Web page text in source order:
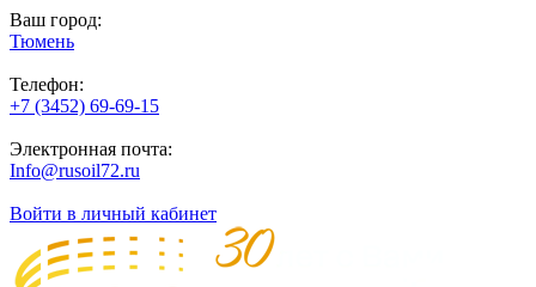
Ваш город:
Тюмень
Телефон:
+7 (3452) 69-69-15
Электронная почта:
Info@rusoil72.ru
Войти в личный кабинет